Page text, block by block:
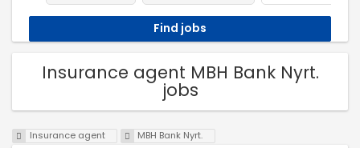
Insurance agent MBH Bank Nyrt.
jobs
Insurance agent MBH Bank Nyrt.